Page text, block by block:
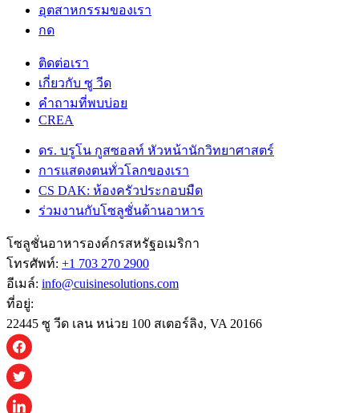
อุตสาหกรรมของเรา
กด
ติดต่อเรา
เกี่ยวกับ ซู วีด
คําถามที่พบบ่อย
CREA
ดร. บรูโน กูสซอลท์ หัวหน้านักวิทยาศาสตร์
การแสดงตนทั่วโลกของเรา
CS DAK: ห้องครัวประกอบมืด
ร่วมงานกับโซลูชั่นด้านอาหาร
โซลูชั่นอาหารองค์กรสหรัฐอเมริกา
โทรศัพท์: +1 703 270 2900
อีเมล์: info@cuisinesolutions.com
ที่อยู่:
22445 ซู วีด เลน หน่วย 100 สเตอร์ลิง, VA 20166